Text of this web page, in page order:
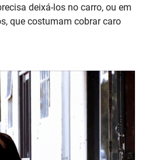
deixá-los no carro, ou em
que costumam cobrar caro